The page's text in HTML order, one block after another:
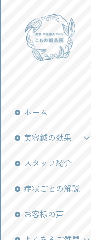
ホーム
美容鍼の効果
スタッフ紹介
症状ごとの解説
お客様の声